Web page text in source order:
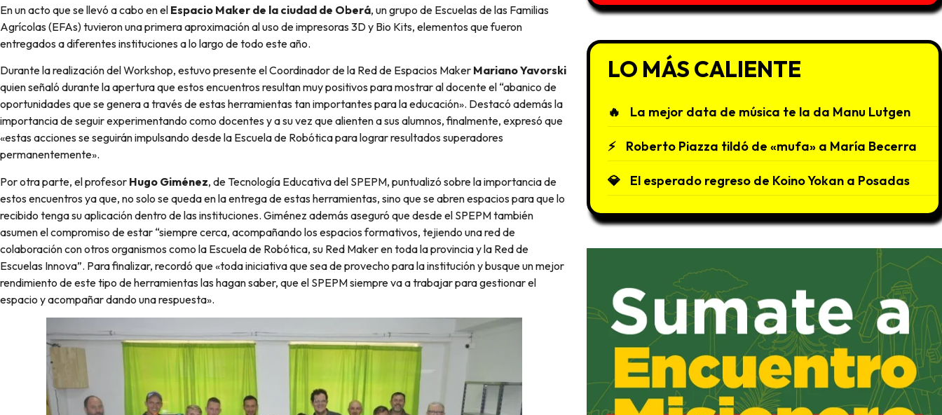
En un acto que se llevó a cabo en el Espacio Maker de la ciudad de Oberá, un grupo de Escuelas de las Familias
Agrícolas (EFAs) tuvieron una primera aproximación al uso de impresoras 3D y Bio Kits, elementos que fueron
entregados a diferentes instituciones a lo largo de todo este año.
Durante la realización del Workshop, estuvo presente el Coordinador de la Red de Espacios Maker Mariano Yavorski
quien señaló durante la apertura que estos encuentros resultan muy positivos para mostrar al docente el “abanico de
oportunidades que se genera a través de estas herramientas tan importantes para la educación». Destacó además la
importancia de seguir experimentando como docentes y a su vez que alienten a sus alumnos, finalmente, expresó que
«estas acciones se seguirán impulsando desde la Escuela de Robótica para lograr resultados superadores
permanentemente».
Por otra parte, el profesor Hugo Giménez, de Tecnología Educativa del SPEPM, puntualizó sobre la importancia de
estos encuentros ya que, no solo se queda en la entrega de estas herramientas, sino que se abren espacios para que lo
recibido tenga su aplicación dentro de las instituciones. Giménez además aseguró que desde el SPEPM también
asumen el compromiso de estar “siempre cerca, acompañando los espacios formativos, tejiendo una red de
colaboración con otros organismos como la Escuela de Robótica, su Red Maker en toda la provincia y la Red de
Escuelas Innova”. Para finalizar, recordó que «toda iniciativa que sea de provecho para la institución y busque un mejor
rendimiento de este tipo de herramientas las hagan saber, que el SPEPM siempre va a trabajar para gestionar el
espacio y acompañar dando una respuesta».
LO MÁS CALIENTE
La mejor data de música te la da Manu Lutgen
Roberto Piazza tildó de «mufa» a María Becerra
El esperado regreso de Koino Yokan a Posadas